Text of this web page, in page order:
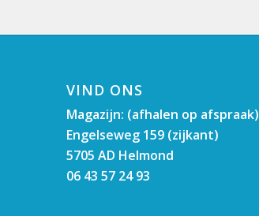
VIND ONS
Magazijn: (afhalen op afspraak)
Engelseweg 159 (zijkant)
5705 AD Helmond
06 43 57 24 93